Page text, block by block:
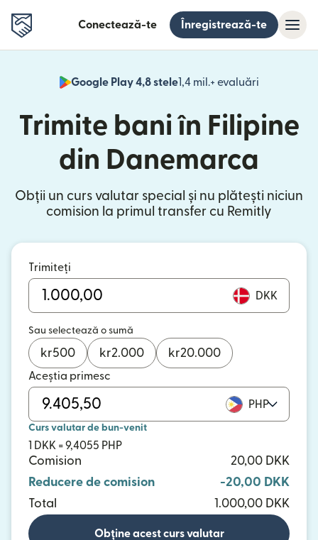
Conectează-te Înregistrează-te
Google Play 4,8 stele1,4 mil.+ evaluări
(se
Trimite bani în Filipine
din Danemarca
Obții un curs valutar special și nu plătești niciun
comision la primul transfer cu Remitly
Trimiteți
DKK
Sau selectează o sumă
kr500 kr2.000 kr20.000
Aceștia primesc
PHP
Curs valutar de bun-venit
1 DKK = 9,4055 PHP
Comision
20,00 DKK
Reducere de comision
-20,00 DKK
Total
1.000,00 DKK
Obține acest curs valutar